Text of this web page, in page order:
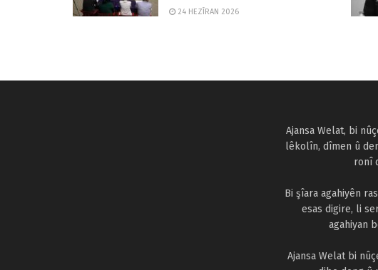
24 HEZÎRAN 2026
Ajansa Welat, bi
lêkolîn, dîmen û
ronî
Bi şîara agahiyên
esas digire, li
agahiyan
Ajansa Welat bi